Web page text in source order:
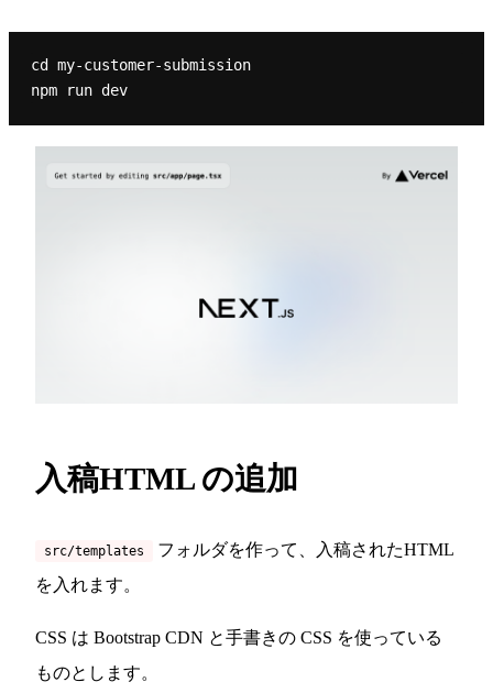
cd my-customer-submission
npm run dev
入稿HTML の追加
src/templates
フォルダを作って、入稿されたHTML
を入れます。
CSS は Bootstrap CDN と手書きの CSS を使っている
ものとします。